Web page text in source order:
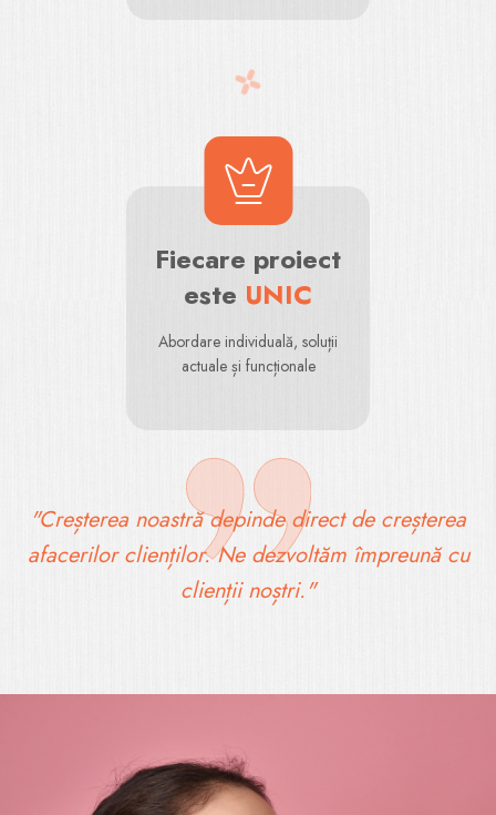
Fiecare proiect
este UNIC
Abordare individuală, soluții
actuale și funcționale
"Creșterea noastră depinde direct de creșterea
afacerilor clienților. Ne dezvoltăm împreună cu
clienții noștri."